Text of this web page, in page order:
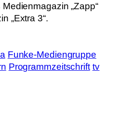
„Zapp“
„Extra 3“.
Funke-Mediengruppe
Programmzeitschrift tv